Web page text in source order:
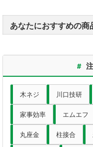
換気部材
アルミ型材
外構部材
あなたにおすすめの商
#
木ネジ 川口技研
家事効率 エムエフ
丸座金 柱接合